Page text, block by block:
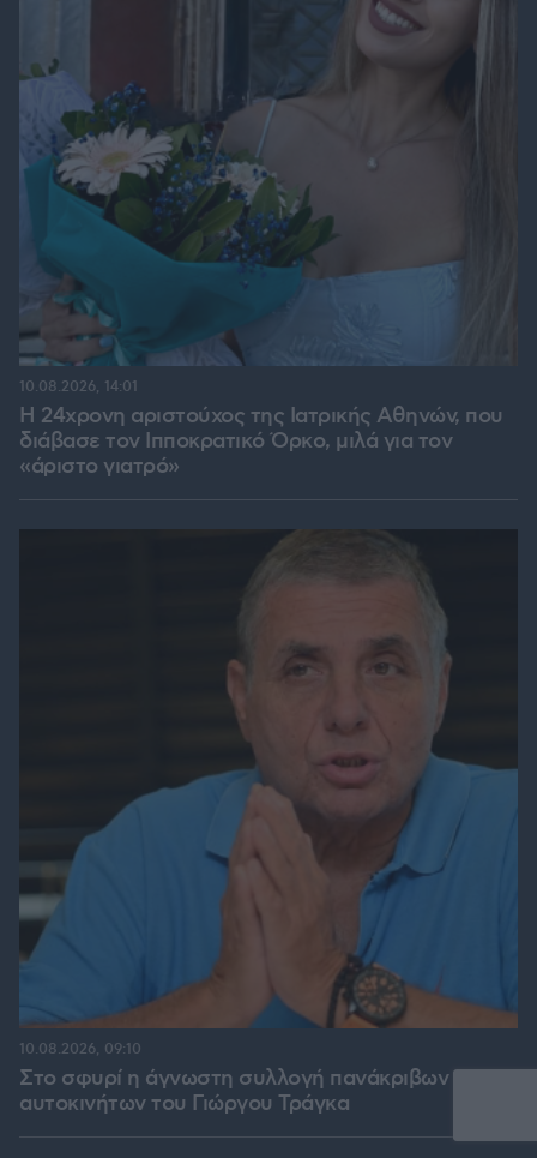
Η 24χρονη αριστούχος της Ιατρικής Αθηνών, που
διάβασε τον Ιπποκρατικό Όρκο, μιλά για τον
«άριστο γιατρό»
10.08.2026, 14:01
Στο σφυρί η άγνωστη συλλογή πανάκριβων
αυτοκινήτων του Γιώργου Τράγκα
10.08.2026, 09:10